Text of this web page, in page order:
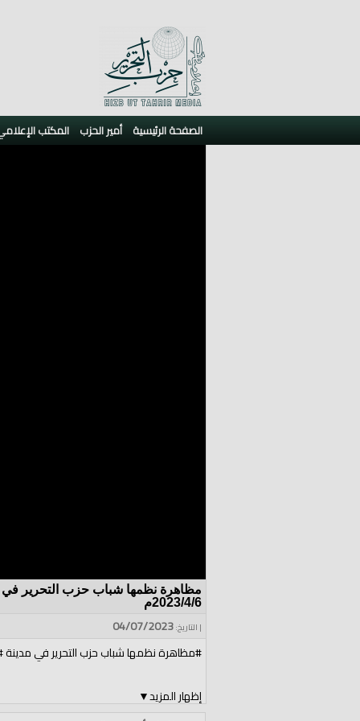
الصفحة الرئيسية أمير الحزب المكتب
مظاهرة نظمها شباب حزب التحرير
2023/4/6م
| التاريخ:04/07/2023
إظهار المزيد▼
#مظاهرة نظمها شباب حزب التحرير في مدينة